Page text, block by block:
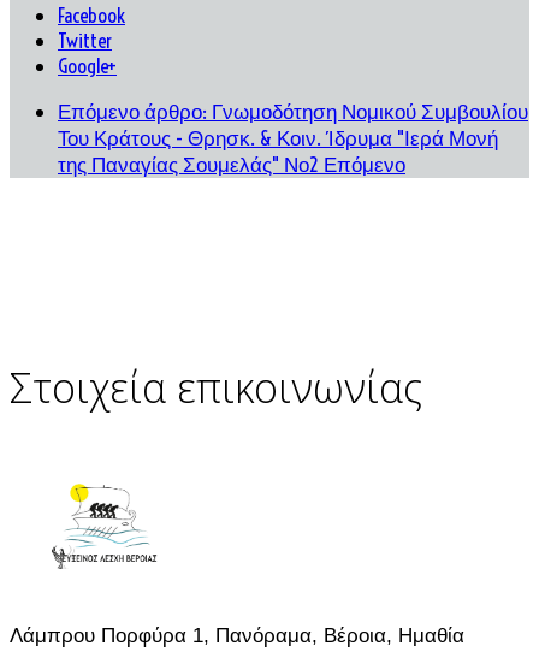
Facebook
Twitter
Google+
Επόμενο άρθρο: Γνωμοδότηση Νομικού Συμβουλίου
Του Κράτους - Θρησκ. & Κοιν. Ίδρυμα "Ιερά Μονή
της Παναγίας Σουμελάς" Νο2 Επόμενο
Στοιχεία επικοινωνίας
Λάμπρου Πορφύρα 1, Πανόραμα, Βέροια, Ημαθία